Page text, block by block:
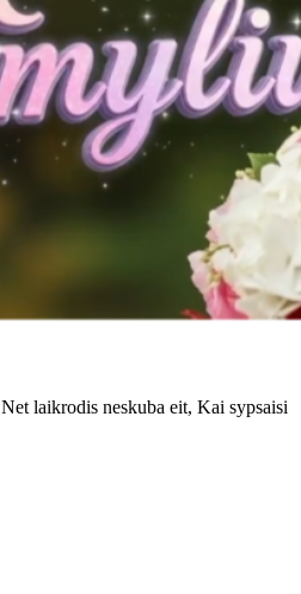
laikrodis neskuba eit, Kai sypsaisi